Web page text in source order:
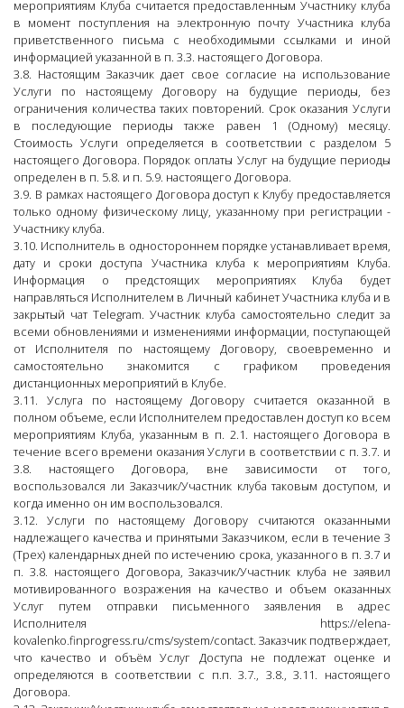
мероприятиям Клуба считается предоставленным Участнику клуба
в момент поступления на электронную почту Участника клуба
приветственного письма с необходимыми ссылками и иной
информацией указанной в п. 3.3. настоящего Договора.
3.8. Настоящим Заказчик дает свое согласие на использование
Услуги по настоящему Договору на будущие периоды, без
ограничения количества таких повторений. Срок оказания Услуги
в последующие периоды также равен 1 (Одному) месяцу.
Стоимость Услуги определяется в соответствии с разделом 5
настоящего Договора. Порядок оплаты Услуг на будущие периоды
определен в п. 5.8. и п. 5.9. настоящего Договора.
3.9. В рамках настоящего Договора доступ к Клубу предоставляется
только одному физическому лицу, указанному при регистрации -
Участнику клуба.
3.10. Исполнитель в одностороннем порядке устанавливает время,
дату и сроки доступа Участника клуба к мероприятиям Клуба.
Информация о предстоящих мероприятиях Клуба будет
направляться Исполнителем в Личный кабинет Участника клуба и в
закрытый чат Telegram. Участник клуба самостоятельно следит за
всеми обновлениями и изменениями информации, поступающей
от Исполнителя по настоящему Договору, своевременно и
самостоятельно знакомится с графиком проведения
дистанционных мероприятий в Клубе.
3.11. Услуга по настоящему Договору считается оказанной в
полном объеме, если Исполнителем предоставлен доступ ко всем
мероприятиям Клуба, указанным в п. 2.1. настоящего Договора в
течение всего времени оказания Услуги в соответствии с п. 3.7. и
3.8. настоящего Договора, вне зависимости от того,
воспользовался ли Заказчик/Участник клуба таковым доступом, и
когда именно он им воспользовался.
3.12. Услуги по настоящему Договору считаются оказанными
надлежащего качества и принятыми Заказчиком, если в течение 3
(Трех) календарных дней по истечению срока, указанного в п. 3.7 и
п. 3.8. настоящего Договора, Заказчик/Участник клуба не заявил
мотивированного возражения на качество и объем оказанных
Услуг путем отправки письменного заявления в адрес
Исполнителя https://elena-
kovalenko.finprogress.ru/cms/system/contact. Заказчик подтверждает,
что качество и объём Услуг Доступа не подлежат оценке и
определяются в соответствии с п.п. 3.7., 3.8., 3.11. настоящего
Договора.